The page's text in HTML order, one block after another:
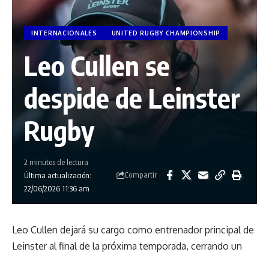
INTERNACIONALES UNITED RUGBY CHAMPIONSHIP
Leo Cullen se
despide de Leinster
Rugby
Última actualización:
22/06/2026 11:36 am
2 minutos de lectura
Compartir
Leo Cullen dejará su cargo como entrenador principal de
Leinster al final de la próxima temporada, cerrando un